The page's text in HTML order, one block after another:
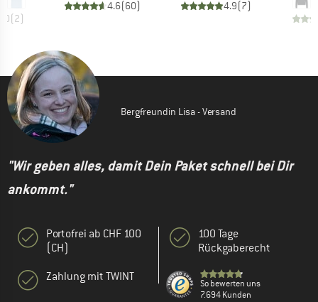
(2)
4.6(60) 4.9(7)
Bergfreundin Lisa - Versand
"Wir geben alles, damit Dein Paket schnell bei Dir
ankommt."
Portofrei ab CHF 100
(CH)
Zahlung mit TWINT
100 Tage
Rückgaberecht
So bewerten uns
7.694 Kunden